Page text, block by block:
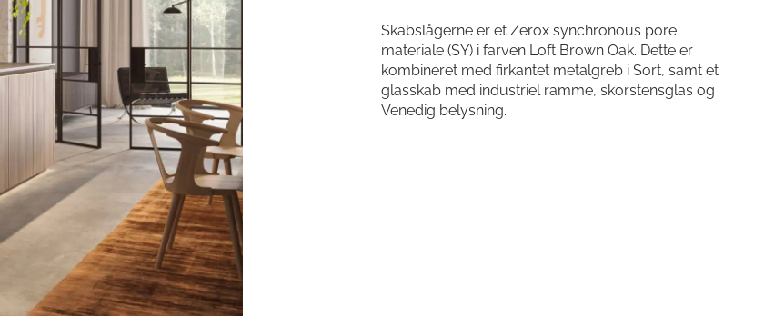
Skabslågerne er et Zerox synchronous pore
materiale (SY) i farven Loft Brown Oak. Dette er
kombineret med firkantet metalgreb i Sort, samt et
glasskab med industriel ramme, skorstensglas og
Venedig belysning.